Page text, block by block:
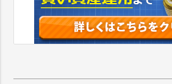
索: